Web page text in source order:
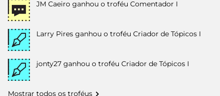
JM Caeiro ganhou o troféu Comentador I
Larry Pires ganhou o troféu Criador de Tópicos I
jonty27 ganhou o troféu Criador de Tópicos I
Mostrar todos os troféus